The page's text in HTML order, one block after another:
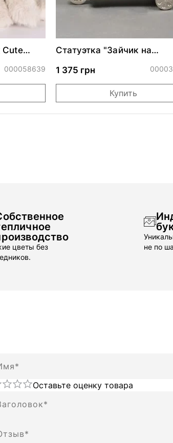
Cute
000058639
Статуэтка "Зайчик на
1 375 грн
Купить
цветы без
не по
Оставьте оценку товара